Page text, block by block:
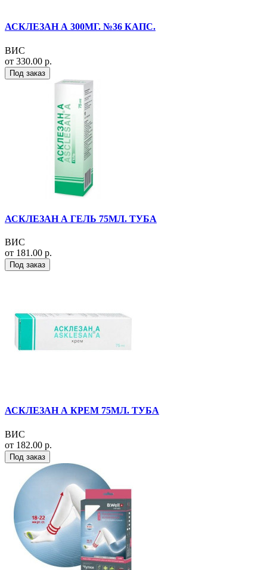
АСКЛЕЗАН А 300МГ. №36 КАПС.
ВИС
от 330.00 р.
Под заказ
АСКЛЕЗАН А ГЕЛЬ 75МЛ. ТУБА
ВИС
от 181.00 р.
Под заказ
АСКЛЕЗАН А КРЕМ 75МЛ. ТУБА
ВИС
от 182.00 р.
Под заказ